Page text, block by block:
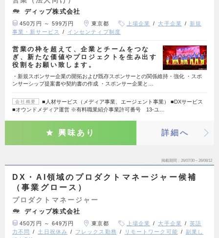
ディップ株式会社
450万円 ～ 599万円 東京都 上場企業 大手企業
新規
事業・新サービス
インセンティブ制度
営業の枠を超えて、企業とチームをつな
ぎ、新たな価値やプロジェクトを生み出す
役割をお願い致します。
・新規スポンサー企業の開拓および既存スポンサーとの関係維持・強化 ・スポ
ンサーシップ提案書や契約書の作成 ・スポンサー企業と…
会社概要
■人材サービス（メディア事業、エージェント事業） ■DXサービス
■オウンドメディア運営 ※有料職業紹介事業許可番号 13-ユ…
興味あり 詳細へ
掲載期間 26/07/30～26/08/12
DX・AI領域のプロダクトマネージャー候補
（事業グロース）
プロダクトマネージャー
ディップ株式会社
450万円 ～ 649万円 東京都 上場企業 大手企業
英語
力不問
土日祝休み フレックス勤務 リモートワーク可能
副業し